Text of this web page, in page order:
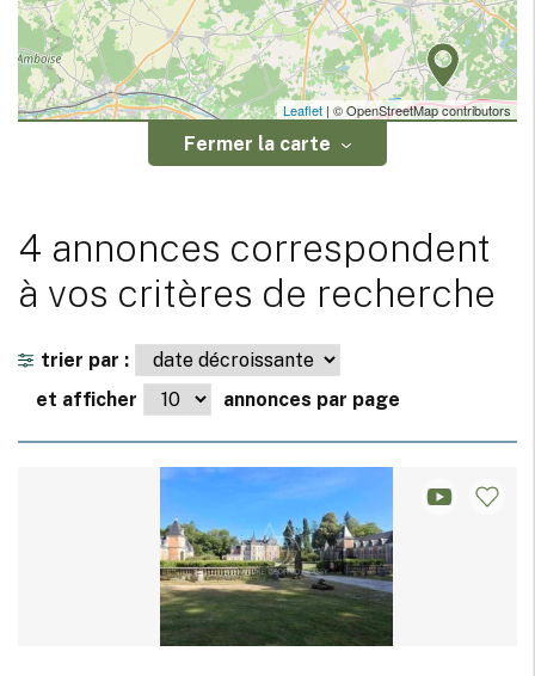
Leaflet | © OpenStreetMap contributors
Fermer la carte
4 annonces correspondent
à vos critères de recherche
trier par :
et afficher
annonces par page